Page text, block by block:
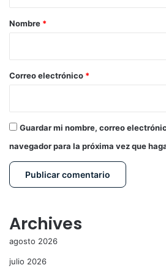
r
*
Nombre *
Correo electrónico *
Guardar mi nombre, correo
navegador para la próxima vez que
Archives
agosto 2026
julio 2026